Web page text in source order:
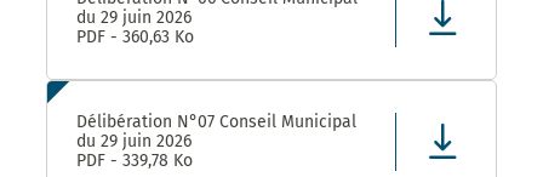
du 29 juin 2026
PDF - 360,63 Ko
Délibération N°07 Conseil Municipal
du 29 juin 2026
PDF - 339,78 Ko